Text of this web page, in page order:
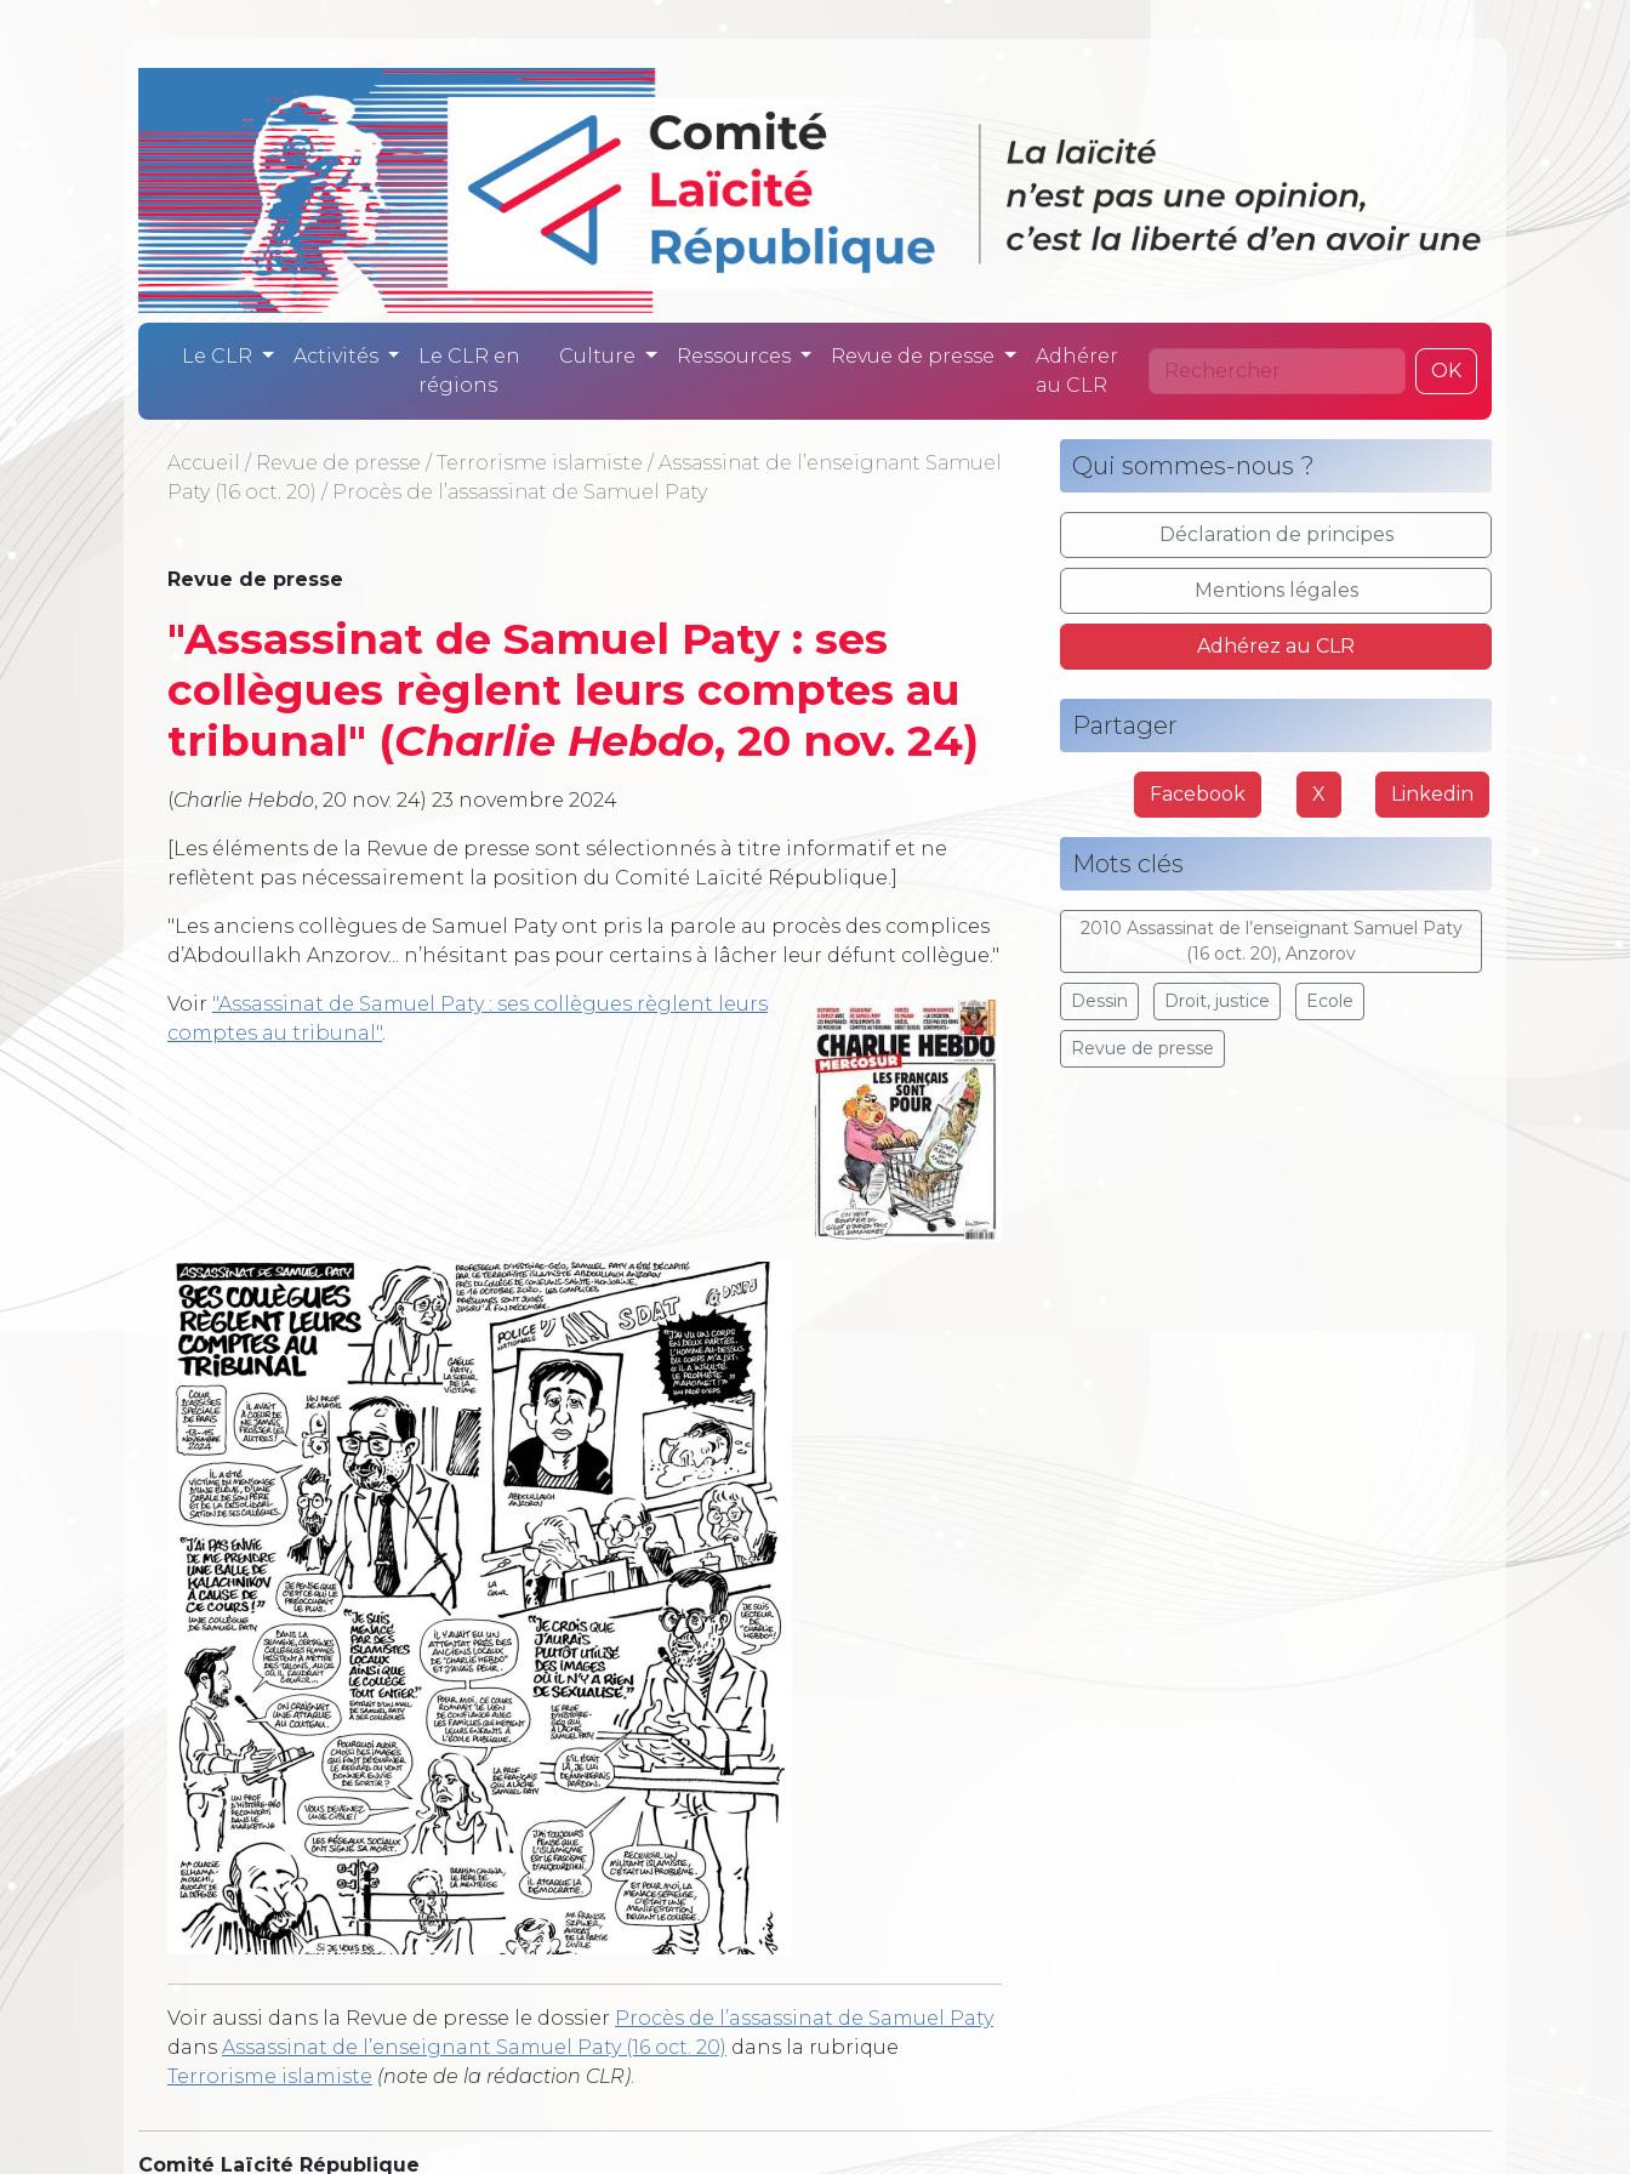
Comité Laïcité République - La laïcité
Le CLR Activités
Le CLR en
régions
Culture Ressources Revue de presse
Adhérer
au CLR
OK
Accueil / Revue de presse / Terrorisme islamiste / Assassinat de l’enseignant Samuel
Paty (16 oct. 20) / Procès de l’assassinat de Samuel Paty
Revue de presse
"Assassinat de Samuel Paty : ses
collègues règlent leurs comptes au
tribunal" (Charlie Hebdo, 20 nov. 24)
(Charlie Hebdo, 20 nov. 24) 23 novembre 2024
[Les éléments de la Revue de presse sont sélectionnés à titre informatif et ne
reflètent pas nécessairement la position du Comité Laïcité République.]
"Les anciens collègues de Samuel Paty ont pris la parole au procès des complices
d’Abdoullakh Anzorov... n’hésitant pas pour certains à lâcher leur défunt collègue."
Voir "Assassinat de Samuel Paty : ses collègues règlent leurs
comptes au tribunal".
Voir aussi dans la Revue de presse le dossier Procès de l’assassinat de Samuel Paty
dans Assassinat de l’enseignant Samuel Paty (16 oct. 20) dans la rubrique
Terrorisme islamiste (note de la rédaction CLR).
Qui sommes-nous ?
Déclaration de principes
Mentions légales
Adhérez au CLR
Partager
Facebook X Linkedin
Mots clés
2010 Assassinat de l’enseignant Samuel Paty
(16 oct. 20), Anzorov
Dessin Droit, justice Ecole
Revue de presse
Comité Laïcité République